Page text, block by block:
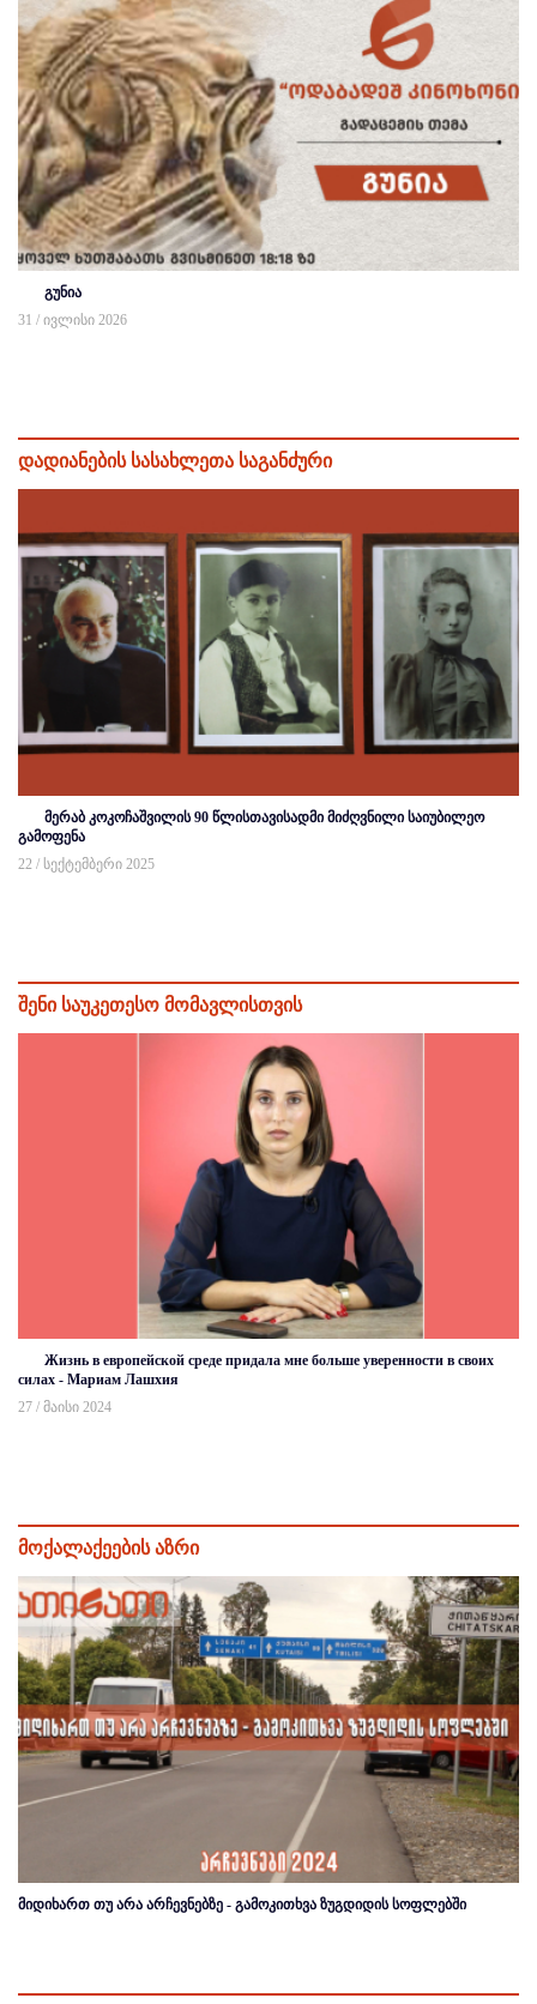
გუნია
31 / ივლისი 2026
დადიანების სასახლეთა საგანძური
მერაბ კოკოჩაშვილის 90 წლისთავისადმი მიძღვნილი საიუბილეო
გამოფენა
22 / სექტემბერი 2025
შენი საუკეთესო მომავლისთვის
Жизнь в европейской среде придала мне больше уверенности в своих
силах - Мариам Лашхия
27 / მაისი 2024
მოქალაქეების აზრი
მიდიხართ თუ არა არჩევნებზე - გამოკითხვა ზუგდიდის სოფლებში